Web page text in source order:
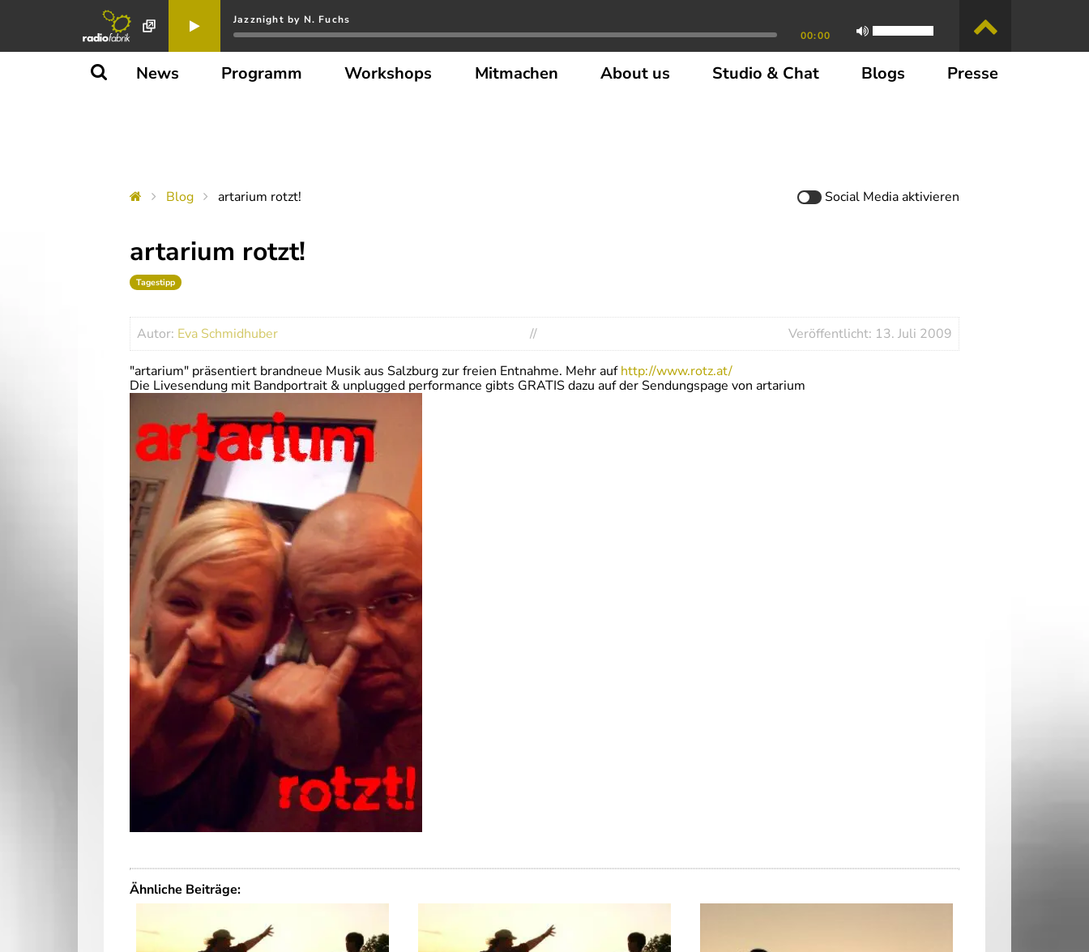
Jazznight by N. Fuchs
00:00
News Programm Workshops Mitmachen About us Studio & Chat Blogs Presse
Blog artarium rotzt! Social Mediaaktivieren
artarium rotzt!
Tagestipp
Autor: Eva Schmidhuber // Veröffentlicht: 13. Juli 2009
"artarium" präsentiert brandneue Musik aus Salzburg zur freien Entnahme. Mehr aufhttp://www.rotz.at/
Die Livesendung mit Bandportrait & unplugged performance gibts GRATIS dazu auf der Sendungspage von artarium
Ähnliche Beiträge: